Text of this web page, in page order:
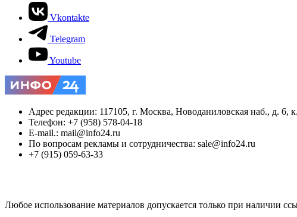
Vkontakte
Telegram
Youtube
Адрес редакции: 117105, г. Москва, Новоданиловская наб., д. 6,
Телефон: +7 (958) 578-04-18
E-mail.: mail@info24.ru
По вопросам рекламы и сотрудничества: sale@info24.ru
+7 (915) 059-63-33
Любое использование материалов допускается только при наличии